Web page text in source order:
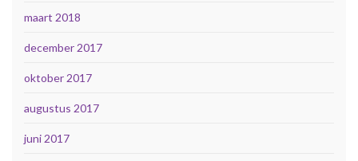
maart 2018
december 2017
oktober 2017
augustus 2017
juni 2017